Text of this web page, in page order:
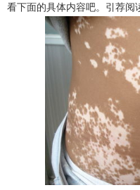
看下面的具体内容吧。引荐阅